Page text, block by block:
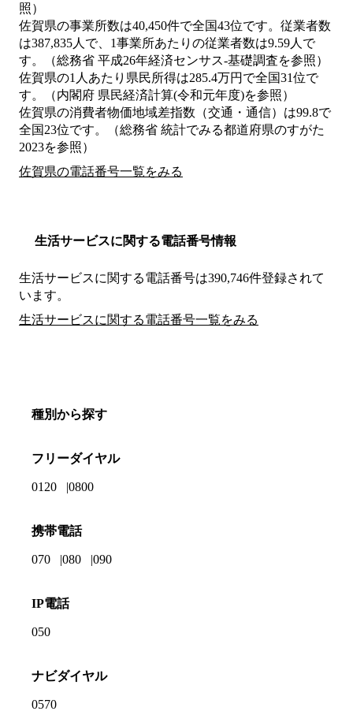
照）
佐賀県の事業所数は40,450件で全国43位です。従業者数
は387,835人で、1事業所あたりの従業者数は9.59人で
す。（総務省 平成26年経済センサス‐基礎調査を参照）
佐賀県の1人あたり県民所得は285.4万円で全国31位で
す。（内閣府 県民経済計算(令和元年度)を参照）
佐賀県の消費者物価地域差指数（交通・通信）は99.8で
全国23位です。（総務省 統計でみる都道府県のすがた
2023を参照）
佐賀県の電話番号一覧をみる
生活サービスに関する電話番号情報
生活サービスに関する電話番号は390,746件登録されて
います。
生活サービスに関する電話番号一覧をみる
種別から探す
フリーダイヤル
0120 0800
携帯電話
070 080 090
IP電話
050
ナビダイヤル
0570